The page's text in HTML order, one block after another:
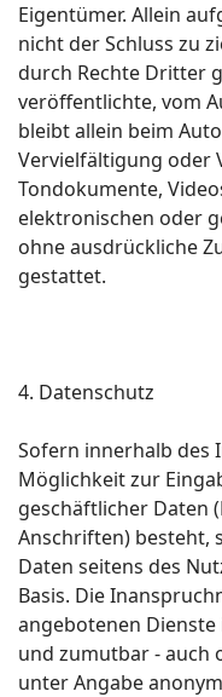
Eigentümer. Allein
nicht der Schluss zu
durch Rechte Dritter
veröffentlichte, vom
bleibt allein beim
Vervielfältigung oder
Tondokumente,
elektronischen oder
ohne ausdrückliche
gestattet.
4. Datenschutz
Sofern innerhalb des
Möglichkeit zur
geschäftlicher Daten
Anschriften) besteht,
Daten seitens des
Basis. Die
angebotenen
und zumutbar - auch
unter Angabe